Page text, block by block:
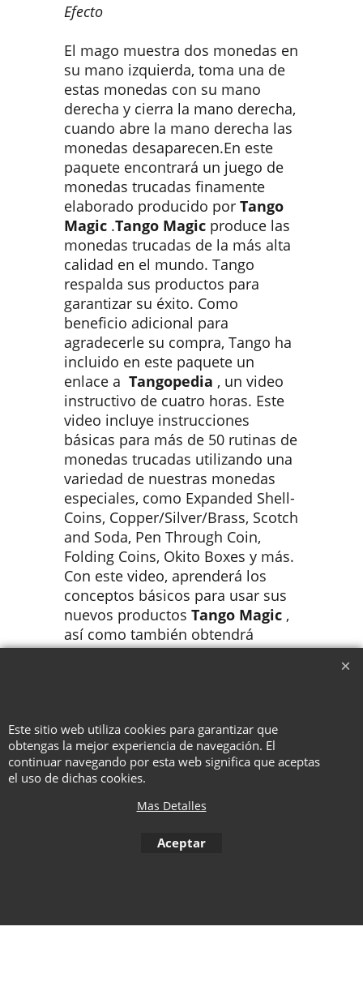
Efecto
El mago muestra dos monedas en
su mano izquierda, toma una de
estas monedas con su mano
derecha y cierra la mano derecha,
cuando abre la mano derecha las
monedas desaparecen.En este
paquete encontrará un juego de
monedas trucadas finamente
elaborado producido por Tango
Magic .Tango Magic produce las
monedas trucadas de la más alta
calidad en el mundo. Tango
respalda sus productos para
garantizar su éxito. Como
beneficio adicional para
agradecerle su compra, Tango ha
incluido en este paquete un
enlace a Tangopedia , un video
instructivo de cuatro horas. Este
video incluye instrucciones
básicas para más de 50 rutinas de
monedas trucadas utilizando una
variedad de nuestras monedas
especiales, como Expanded Shell-
Coins, Copper/Silver/Brass, Scotch
and Soda, Pen Through Coin,
Folding Coins, Okito Boxes y más.
Con este video, aprenderá los
conceptos básicos para usar sus
nuevos productos Tango Magic ,
así como también obtendrá
información sobre las increíbles
To create online store ShopFactory eCommerce software was used.
Este sitio web utiliza cookies para garantizar que
obtengas la mejor experiencia de navegación. El
continuar navegando por esta web significa que aceptas
el uso de dichas cookies.
Mas Detalles
Aceptar